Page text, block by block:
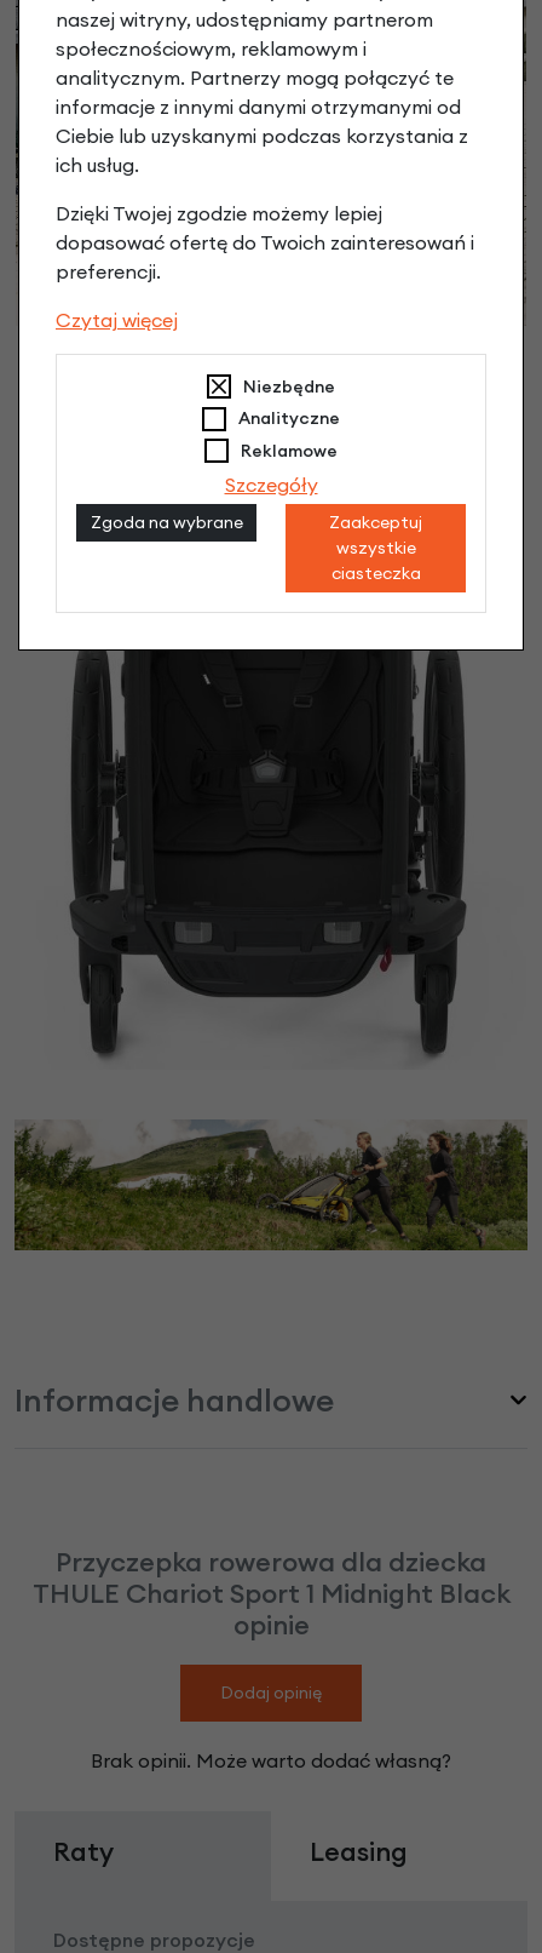
Informacje handlowe
Przyczepka rowerowa dla dziecka
THULE Chariot Sport 1 Midnight Black
opinie
Dodaj opinię
Brak opinii. Może warto dodać własną?
Raty Leasing
Dostępne propozycje
naszej witryny, udostępniamy partnerom
społecznościowym, reklamowym i
analitycznym. Partnerzy mogą połączyć te
informacje z innymi danymi otrzymanymi od
Ciebie lub uzyskanymi podczas korzystania z
ich usług.
Dzięki Twojej zgodzie możemy lepiej
dopasować ofertę do Twoich zainteresowań i
preferencji.
Czytaj więcej
Niezbędne
Analityczne
Reklamowe
Szczegóły
Zgoda na wybrane
Zaakceptuj
wszystkie
ciasteczka